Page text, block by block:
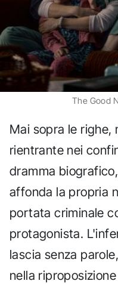
The Good
Mai sopra le
rientrante nei
dramma biografico,
affonda la propria
portata criminale
protagonista.
lascia senza
nella